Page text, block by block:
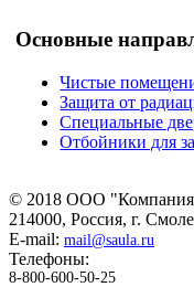
Основные
Чистые
Защита от
Специальные
Отбойники для
© 2018 ООО "Компания
214000, Россия, г.
E-mail: mail@saula.ru
Телефоны:
8-800-600-50-25